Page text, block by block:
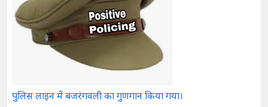
पुलिस लाइन में बजरंगवली का गुणगान किया गया।